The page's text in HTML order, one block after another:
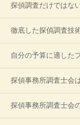
探偵調査だけではな
徹底した探偵調査技
自分の予算に適した
探偵事務所調査士会
探偵事務所調査士会